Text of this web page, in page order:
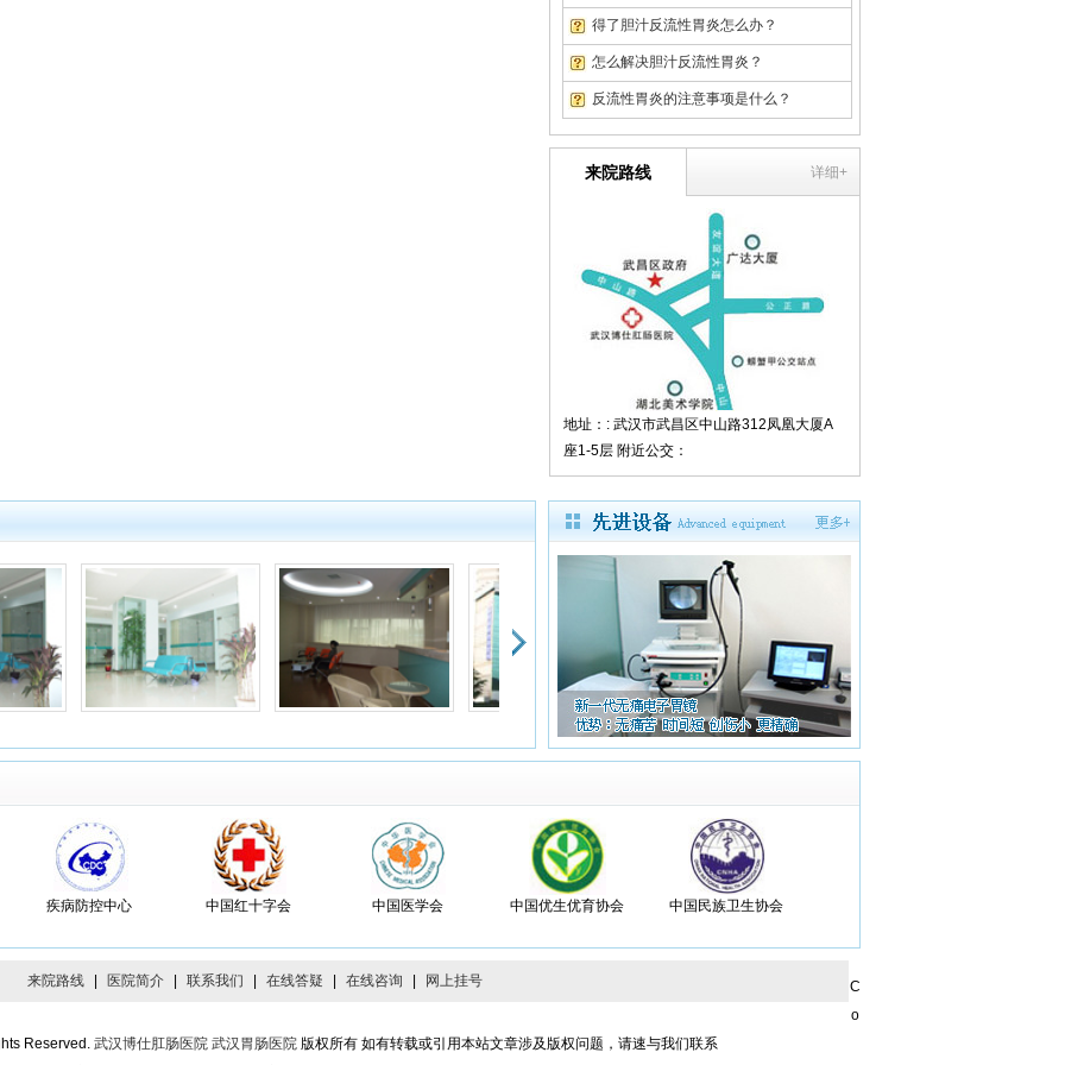
是浅表性胃炎、十二指肠溃疡，经过秦主任细心治疗，病情已经得到好转，脸色
，非常感谢您
：雷帝Sir 患者印象： 和蔼可亲，技术高
名学生有胃炎的毛病，在很多地方看过，病情时坏时好，这个假期去武汉我爸的
我们去找秦医生看病，他态度和蔼可亲对我的病情分析的头头是道，帮我开了药
个医院来看病的，胃胀和胃痛，吃不下饭，做了个胃镜检查，拿了些药，价格还
道的，比我小区边的诊所要划算的，就是人有点多。
者：阿Q不是我 患者印象： 手续很规范
病的流程比较合理，在网上预约的专家没有收费，都给我开了发票，就诊检查拿
方便
翁先生随州市结肠炎
得了胆汁反流性胃炎怎么办？
怎么解决胆汁反流性胃炎？
反流性胃炎的注意事项是什么？
详细+
来院路线
地址：: 武汉市武昌区中山路312凤凰大厦A
座1-5层 附近公交：
疾病防控中心 中国红十字会 中国医学会 中国优生优育协会 中国民族卫生协会
来院路线 医院简介 联系我们 在线答疑 在线咨询 网上挂号
C
o
Reserved. 武汉博仕肛肠医院 武汉胃肠医院版权所有 如有转载或引用本站文章涉及版权问题，请速与我们联系